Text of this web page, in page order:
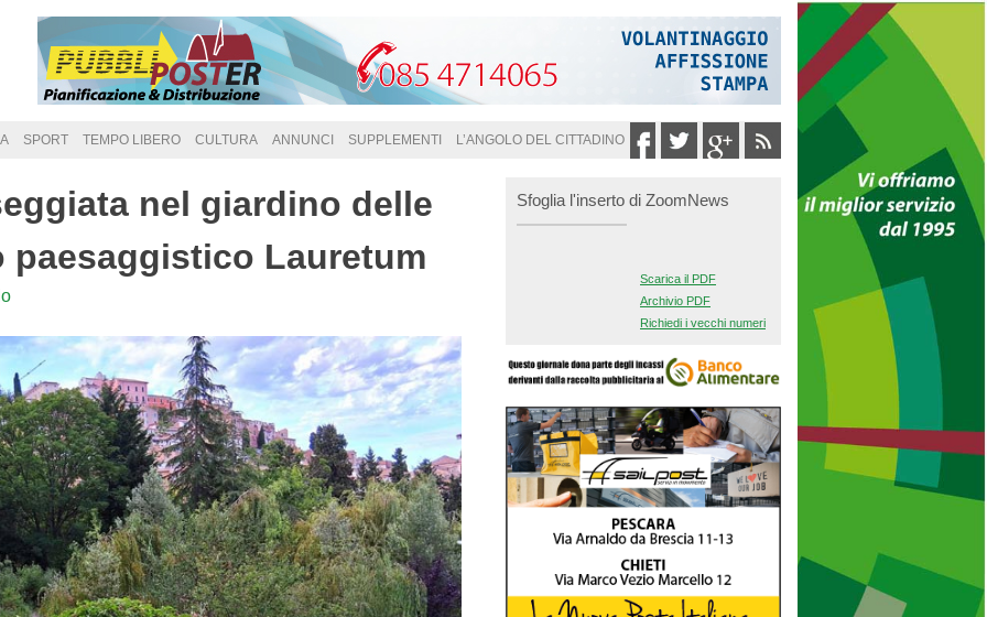
SPORT TEMPO LIBERO CULTURA ANNUNCI SUPPLEMENTI L’ANGOLO DEL CITTADINO
nel giardino delle
paesaggistico Lauretum
Sfoglia l'inserto di ZoomNews
Scarica il PDF
Archivio PDF
Richiedi i vecchi numeri